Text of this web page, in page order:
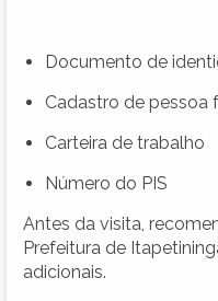
Documento de
Cadastro de pessoa
Carteira de trabalho
Número do PIS
Antes da visita,
Prefeitura de
adicionais.